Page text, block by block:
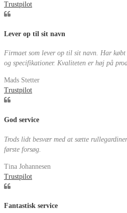
Trustpilot
Lever op til sit navn
Firmaet som lever op til sit navn. Har købt
og specifikationer. Kvaliteten er høj på
Mads Stetter
Trustpilot
God service
Trods lidt besvær med at sætte
første forsøg.
Tina Johannesen
Trustpilot
Fantastisk service